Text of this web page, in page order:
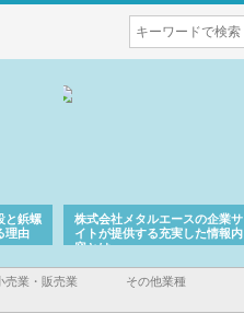
と鋲螺
理由
株式会社メタルエースの企業サ
イトが提供する充実した情報内
容とは
売業・販売業 その他業種